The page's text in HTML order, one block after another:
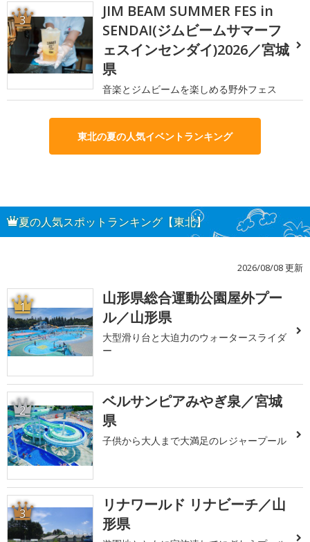
3
JIM BEAM SUMMER FES in
SENDAI(ジムビームサマーフ
ェスインセンダイ)2026／宮城
県
音楽とジムビームを楽しめる野外フェス
東北の夏の人気イベントランキング
夏の人気スポットランキング【東北】
2026/08/08 更新
1
山形県総合運動公園屋外プー
ル／山形県
大型滑り台と大迫力のウォータースライダ
ー
2
ベルサンピアみやぎ泉／宮城
県
子供から大人まで大満足のレジャープール
3
リナワールド リナビーチ／山
形県